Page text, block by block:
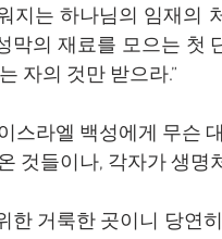
지는 하나님의 임재의
막의 재료를 모으는 첫
자의 것만 받으라.”
스라엘 백성에게 무슨
것들이나, 각자가 생
한 거룩한 곳이니 당연